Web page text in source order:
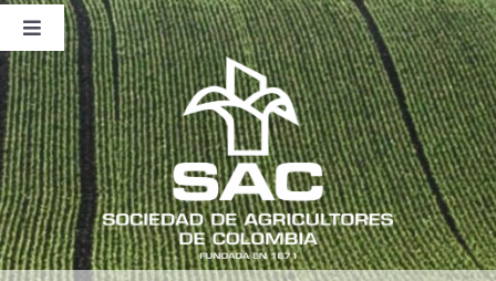
Saltar
contenido
Toggle
Navigation
Nosotros
Publicaciones
Sala de Prensa
Eventos